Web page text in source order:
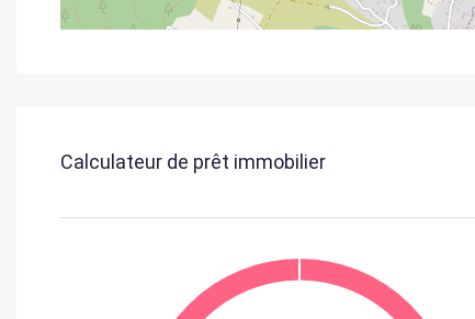
Calculateur de prêt immobilier